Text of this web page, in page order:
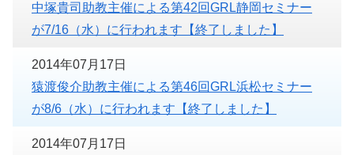
中塚貴司助教主催による第42回GRL静岡セミナー
が7/16（水）に行われます【終了しました】
2014年07月17日
猿渡俊介助教主催による第46回GRL浜松セミナー
が8/6（水）に行われます【終了しました】
2014年07月17日